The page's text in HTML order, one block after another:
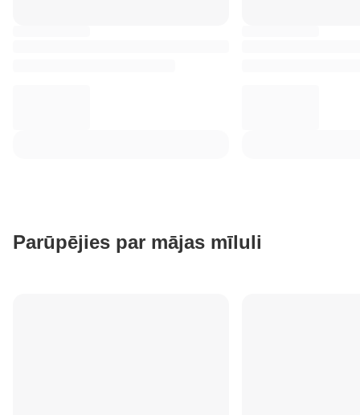
Parūpējies par mājas mīluli